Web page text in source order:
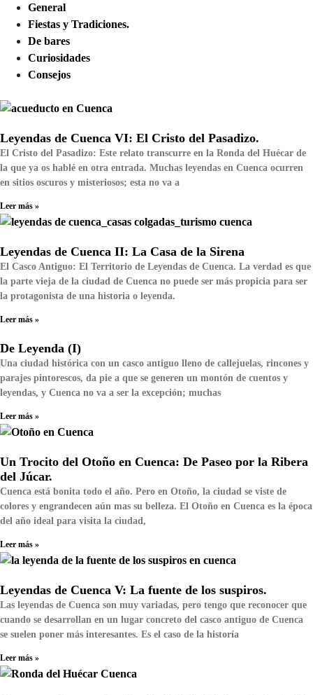
General
Fiestas y Tradiciones.
De bares
Curiosidades
Consejos
Leyendas de Cuenca VI: El Cristo del Pasadizo.
El Cristo del Pasadizo: Este relato transcurre en la Ronda del Huécar de
la que ya os hablé en otra entrada. Muchas leyendas en Cuenca ocurren
en sitios oscuros y misteriosos; esta no va a
Leer más »
Leyendas de Cuenca II: La Casa de la Sirena
El Casco Antiguo: El Territorio de Leyendas de Cuenca. La verdad es que
la parte vieja de la ciudad de Cuenca no puede ser más propicia para ser
la protagonista de una historia o leyenda.
Leer más »
De Leyenda (I)
Una ciudad histórica con un casco antiguo lleno de callejuelas, rincones y
parajes pintorescos, da pie a que se generen un montón de cuentos y
leyendas, y Cuenca no va a ser la excepción; muchas
Leer más »
Un Trocito del Otoño en Cuenca: De Paseo por la Ribera
del Júcar.
Cuenca está bonita todo el año. Pero en Otoño, la ciudad se viste de
colores y engrandecen aún mas su belleza. El Otoño en Cuenca es la época
del año ideal para visita la ciudad,
Leer más »
Leyendas de Cuenca V: La fuente de los suspiros.
Las leyendas de Cuenca son muy variadas, pero tengo que reconocer que
cuando se desarrollan en un lugar concreto del casco antiguo de Cuenca
se suelen poner más interesantes. Es el caso de la historía
Leer más »